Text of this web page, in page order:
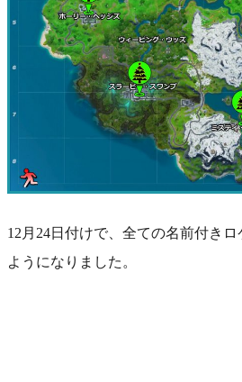
12月24日付けで、全ての名前付き
ようになりました。